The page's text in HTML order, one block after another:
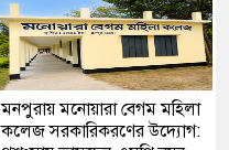
মনপুরায় মনোয়ারা বেগম মহিলা
কলেজ সরকারিকরণের উদ্যোগ: